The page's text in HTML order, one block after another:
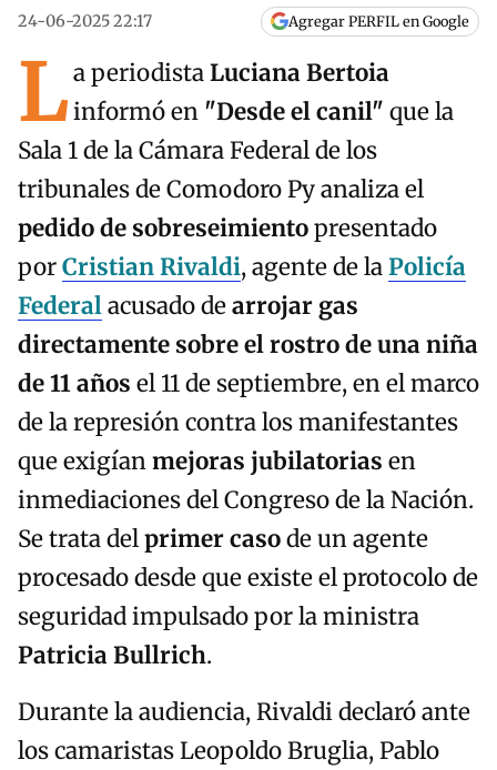
24-06-2025 22:17 Agregar PERFIL en Google
La periodistaLuciana Bertoia
informó en "Desde el canil" que la
Sala 1 de la Cámara Federal de los
tribunales de Comodoro Py analiza el
pedido de sobreseimientopresentado
porCristian Rivaldi, agente de laPolicía
Federalacusado dearrojar gas
directamente sobre el rostro de una niña
de 11 años el 11 de septiembre, en el marco
de la represión contra los manifestantes
que exigíanmejoras jubilatorias en
inmediaciones del Congreso de la Nación.
Se trata delprimer casode un agente
procesado desde que existe el protocolo de
seguridad impulsado por la ministra
Patricia Bullrich.
Durante la audiencia, Rivaldi declaró ante
los camaristas Leopoldo Bruglia, Pablo